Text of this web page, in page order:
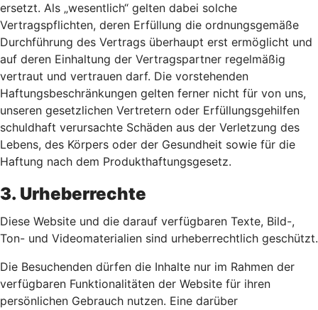
ersetzt. Als „wesentlich“ gelten dabei solche
Vertragspflichten, deren Erfüllung die ordnungsgemäße
Durchführung des Vertrags überhaupt erst ermöglicht und
auf deren Einhaltung der Vertragspartner regelmäßig
vertraut und vertrauen darf. Die vorstehenden
Haftungsbeschränkungen gelten ferner nicht für von uns,
unseren gesetzlichen Vertretern oder Erfüllungsgehilfen
schuldhaft verursachte Schäden aus der Verletzung des
Lebens, des Körpers oder der Gesundheit sowie für die
Haftung nach dem Produkthaftungsgesetz.
3. Urheberrechte
Diese Website und die darauf verfügbaren Texte, Bild-,
Ton- und Videomaterialien sind urheberrechtlich geschützt.
Die Besuchenden dürfen die Inhalte nur im Rahmen der
verfügbaren Funktionalitäten der Website für ihren
persönlichen Gebrauch nutzen. Eine darüber